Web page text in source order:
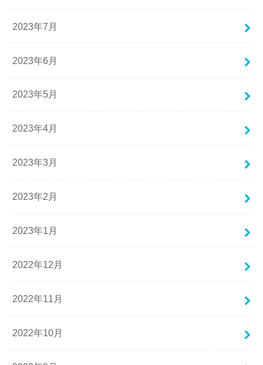
2023年7月
2023年6月
2023年5月
2023年4月
2023年3月
2023年2月
2023年1月
2022年12月
2022年11月
2022年10月